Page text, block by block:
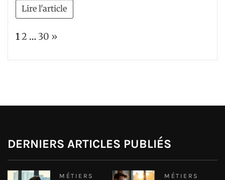
Lire l'article
Page:
12 … 30 Next
»
DERNIERS ARTICLES PUBLIÉS
MÉTIERS
MÉTIERS